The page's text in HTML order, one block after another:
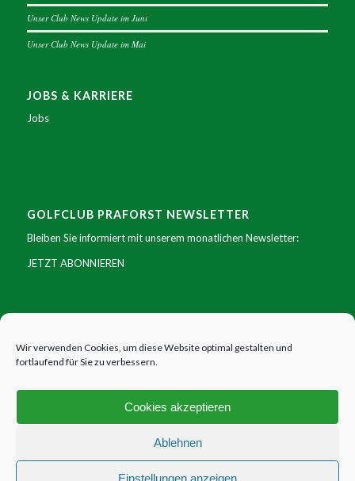
Wir verwenden Cookies, um diese Website optimal gestalten und
fortlaufend für Sie zu verbessern.
Cookies akzeptieren
Ablehnen
Einstellungen anzeigen
Unser Club News Update im Juni
Unser Club News Update im Mai
JOBS & KARRIERE
Jobs
GOLFCLUB PRAFORST NEWSLETTER
Bleiben Sie informiert mit unserem monatlichen Newsletter:
JETZT ABONNIEREN
Facebook Instagram Youtube | X